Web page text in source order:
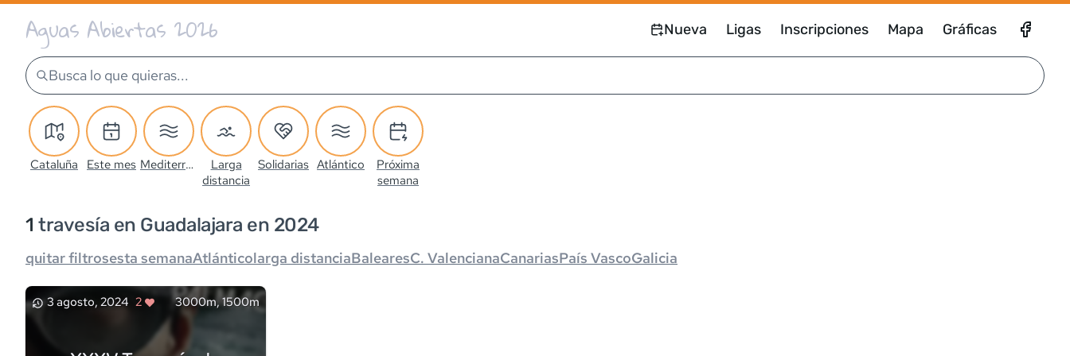
Aguas Abiertas 2026 Nueva Ligas Inscripciones Mapa Gráficas
Busca lo que quieras...
Cataluña Este mes Mediterráneo
Larga
distancia
Solidarias Atlántico
Próxima
semana
1 travesía en Guadalajara en 2024
quitar filtrosesta semanaAtlánticolarga distanciaBalearesC. ValencianaCanariasPaís VascoGalicia
3 agosto, 2024 2 3000m, 1500m